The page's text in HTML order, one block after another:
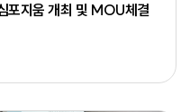
포지움 개최 및 MOU체결